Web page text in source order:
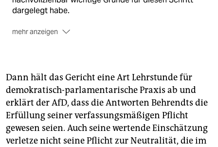
dargelegt habe.
mehr anzeigen
der Partei in Neukölln werden und reiste aus diesem
Anlass in die Türkei, wo er sich unter anderem mit
Politikern der extremen Rechten traf. Diese Reise, ein
Mitarbeiter mit Nähe zu den faschistischen Grauen
Wölfen und eine angeblich wenig zuverlässige
Sitzungsdisziplin wurden für den Ausschluss als
Begründung angeführt.(krt)
Dann hält das Gericht eine Art Lehrstunde für
demokratisch-parlamentarische Praxis ab und
erklärt der AfD, dass die Antworten Behrendts die
Erfüllung seiner verfassungsmäßigen Pflicht
gewesen seien. Auch seine wertende Einschätzung
verletze nicht seine Pflicht zur Neutralität, die im